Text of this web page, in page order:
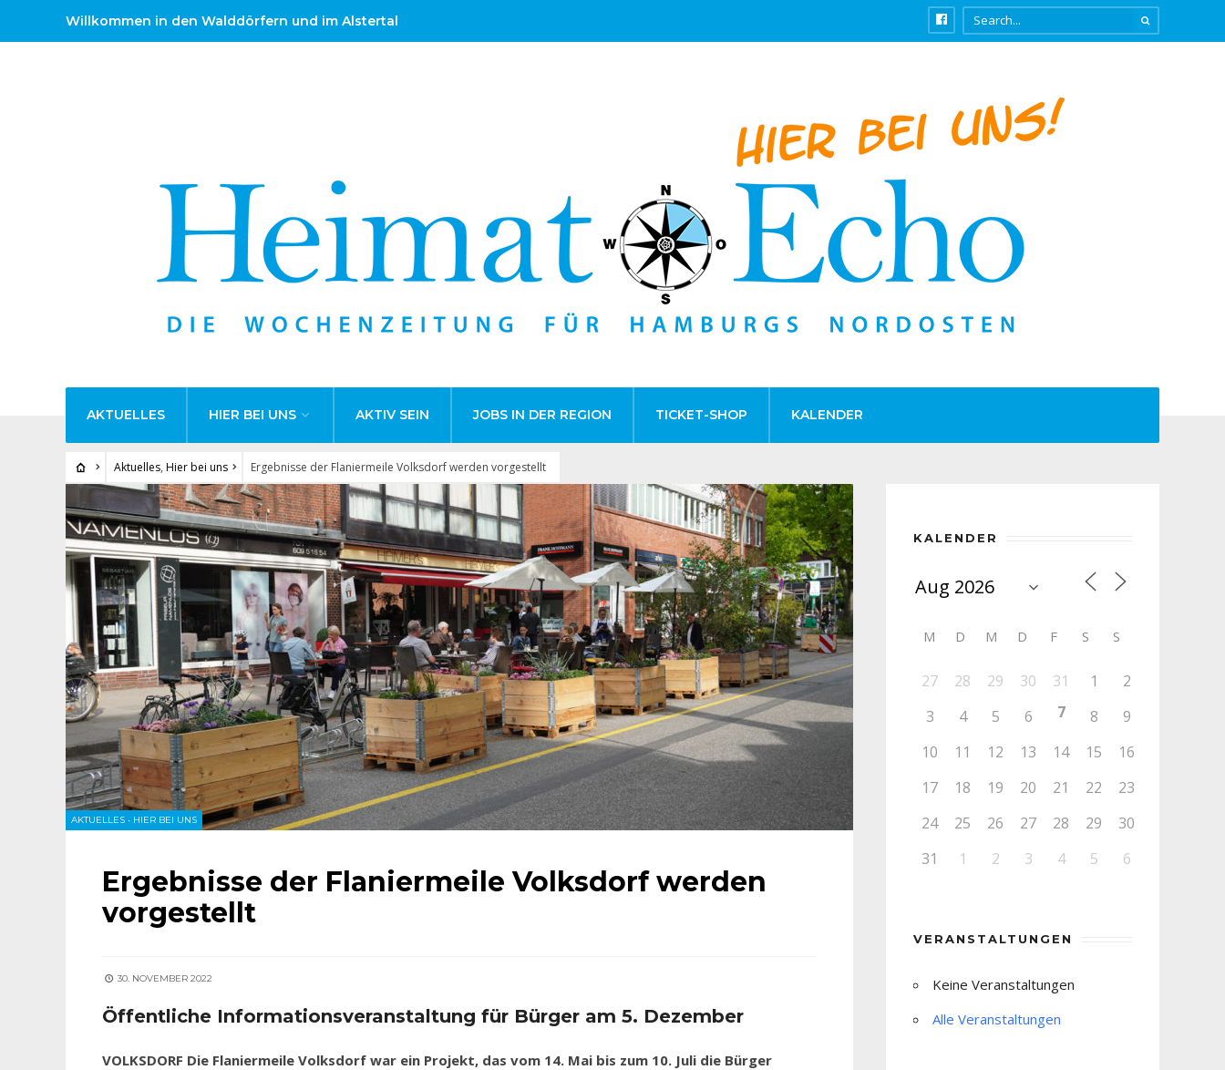
Willkommen in den Walddörfern und im Alstertal
AKTUELLES HIER BEI UNS AKTIV SEIN JOBS IN DER REGION TICKET-SHOP KALENDER
Aktuelles, Hier bei uns Ergebnisse der Flaniermeile Volksdorf werden vorgestellt
AKTUELLES • HIER BEI UNS
Ergebnisse der Flaniermeile Volksdorf werden
vorgestellt
30. NOVEMBER 2022
Öffentliche Informationsveranstaltung für Bürger am 5. Dezember
VOLKSDORF Die Flaniermeile Volksdorf war ein Projekt, das vom 14. Mai bis zum 10. Juli die Bürger
KALENDER
M D M D F S S
27 28 29 30 31 1
2
3
4 5 6 7 8
9
10
11 12 13 14 15
16
17
18 19 20 21 22
23
24
25 26 27 28 29
30
31
1 2 3 4 5 6
VERANSTALTUNGEN
Keine Veranstaltungen
Alle Veranstaltungen